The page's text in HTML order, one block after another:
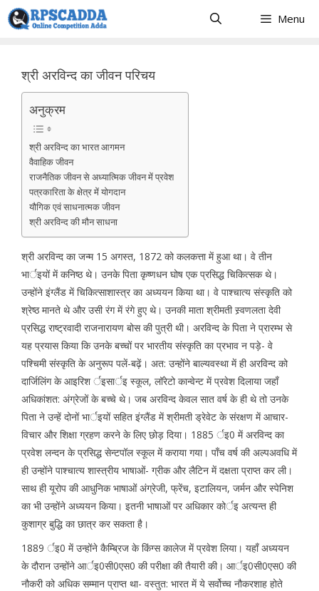
Skip
to
Menu
श्री अरविन्द का जीवन परिचय
अनुक्रम
श्री अरविन्द का भारत आगमन
वैवाहिक जीवन
राजनैतिक जीवन से अध्यात्मिक जीवन में प्रवेश
पत्रकारिता के क्षेत्र में योगदान
यौगिक एवं साधनात्मक जीवन
श्री अरविन्द की मौन साधना
श्री अरविन्द का जन्म 15 अगस्त, 1872 को कलकत्ता में हुआ था। वे तीन
भार्इयों में कनिष्ठ थे। उनके पिता कृष्णधन घोष एक प्रसिद्ध चिकित्सक थे।
उन्होंने इंग्लैंड में चिकित्साशास्त्र का अध्ययन किया था। वे पाश्चात्य संस्कृति को
श्रेष्ठ मानते थे और उसी रंग में रंगे हुए थे। उनकी माता श्रीमती स्र्वणलता देवी
प्रसिद्ध राष्ट्रवादी राजनारायण बोस की पुत्री थी। अरविन्द के पिता ने प्रारम्भ से
यह प्रयास किया कि उनके बच्चों पर भारतीय संस्कृति का प्रभाव न पड़े- वे
पश्चिमी संस्कृति के अनुरूप पलें-बढ़ें। अत: उन्होंने बाल्यवस्था में ही अरविन्द को
दार्जिलिंग के आइरिश र्इसार्इ स्कूल, लॉरेटो कान्वेन्ट में प्रवेश दिलाया जहाँ
अधिकांशत: अंग्रेजों के बच्चे थे। जब अरविन्द केवल सात वर्ष के ही थे तो उनके
पिता ने उन्हें दोनों भार्इयों सहित इंग्लैंड में श्रीमती ड्रेवेट के संरक्षण में आचार-
विचार और शिक्षा ग्रहण करने के लिए छोड़ दिया। 1885 र्इ0 में अरविन्द का
प्रवेश लन्दन के प्रसिद्ध सेन्टपॉल स्कूल में कराया गया। पाँच वर्ष की अल्पअवधि में
ही उन्होंने पाश्चात्य शास्त्रीय भाषाओं- ग्रीक और लैटिन में दक्षता प्राप्त कर ली।
साथ ही यूरोप की आधुनिक भाषाओं अंग्रेजी, फ्रेंच, इटालियन, जर्मन और स्पेनिश
का भी उन्होंने अध्ययन किया। इतनी भाषाओं पर अधिकार कोर्इ अत्यन्त ही
कुशाग्र बुद्धि का छात्र कर सकता है।
1889 र्इ0 में उन्होंने कैम्ब्रिज के किंग्स कालेज में प्रवेश लिया। यहाँ अध्ययन
के दौरान उन्होंने आर्इ0सी0एस0 की परीक्षा की तैयारी की। आर्इ0सी0एस0 की
नौकरी को अधिक सम्मान प्राप्त था- वस्तुत: भारत में ये सर्वोच्च नौकरशाह होते